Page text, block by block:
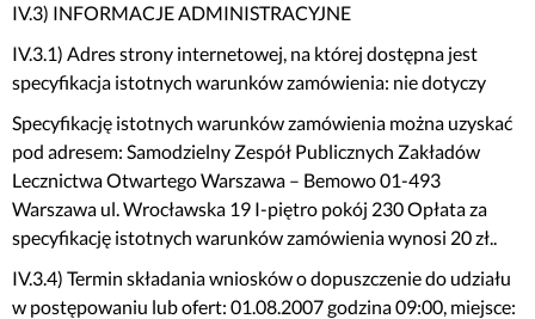
IV.3) INFORMACJE ADMINISTRACYJNE
IV.3.1) Adres strony internetowej, na której dostępna jest
specyfikacja istotnych warunków zamówienia: nie dotyczy
Specyfikację istotnych warunków zamówienia można uzyskać
pod adresem: Samodzielny Zespół Publicznych Zakładów
Lecznictwa Otwartego Warszawa – Bemowo 01-493
Warszawa ul. Wrocławska 19 I-piętro pokój 230 Opłata za
specyfikację istotnych warunków zamówienia wynosi 20 zł..
IV.3.4) Termin składania wniosków o dopuszczenie do udziału
w postępowaniu lub ofert: 01.08.2007 godzina 09:00, miejsce: